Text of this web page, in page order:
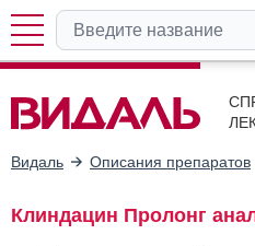
Видаль Описания препаратов
Клиндацин Пролонг